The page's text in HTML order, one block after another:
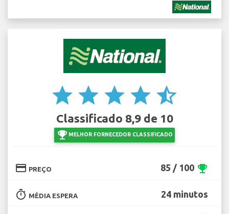
star star star star star_half
Classificado 8,9 de 10
emoji_events MELHOR FORNECEDOR CLASSIFICADO
credit_card PREÇO 85 / 100 emoji_events
timer MÉDIA ESPERA 24 minutos